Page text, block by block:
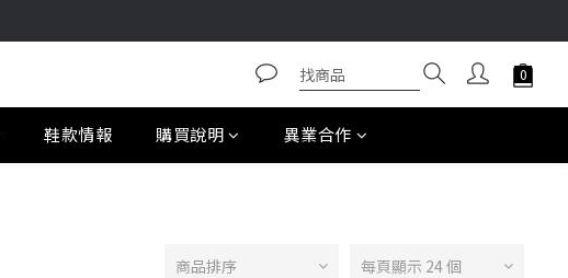
鞋款情報 購買說明 異業合作
商品排序 每頁顯示 24 個